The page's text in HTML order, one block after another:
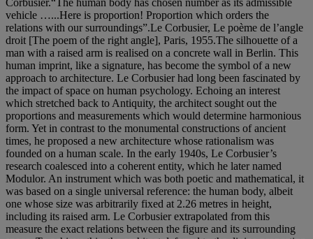
Corbusier.“The human body has chosen number as its admissible
vehicle …...Here is proportion! Proportion which orders the
relations with our surroundings”.Le Corbusier, Le poème de l’angle
droit [The poem of the right angle], Paris, 1955.The silhouette of a
man with a raised arm is realised on a concrete wall in Berlin. This
human imprint, like a signature, has become the symbol of a new
approach to architecture. Le Corbusier had long been fascinated by
the impact of space on human psychology. Echoing an interest
which stretched back to Antiquity, the architect sought out the
proportions and measurements which would determine harmonious
form. Yet in contrast to the monumental constructions of ancient
times, he proposed a new architecture whose rationalism was
founded on a human scale. In the early 1940s, Le Corbusier’s
research coalesced into a coherent entity, which he later named
Modulor. An instrument which was both poetic and mathematical, it
was based on a single universal reference: the human body, albeit
one whose size was arbitrarily fixed at 2.26 metres in height,
including its raised arm. Le Corbusier extrapolated from this
measure the exact relations between the figure and its surrounding